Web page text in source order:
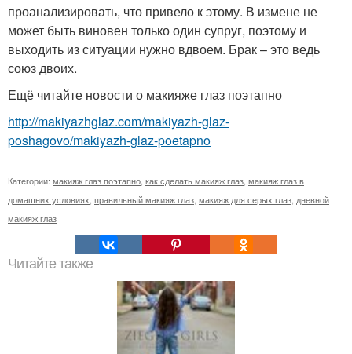
проанализировать, что привело к этому. В измене не
может быть виновен только один супруг, поэтому и
выходить из ситуации нужно вдвоем. Брак – это ведь
союз двоих.
Ещё читайте новости о макияже глаз поэтапно
http://makiyazhglaz.com/makiyazh-glaz-
poshagovo/makiyazh-glaz-poetapno
Категории: макияж глаз поэтапно как сделать макияж глаз макияж глаз в
домашних условиях правильный макияж глаз макияж для серых глаз дневной
макияж глаз
Читайте также